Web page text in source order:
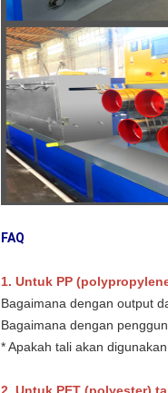
FAQ
1. Untuk PP
Bagaimana dengan output
Bagaimana dengan
* Apakah tali akan